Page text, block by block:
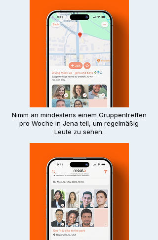
Nimm an mindestens einem Gruppentreffen
pro Woche in Jena teil, um regelmäßig
Leute zu sehen.